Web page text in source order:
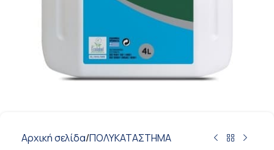
Αρχική σελίδα/ΠΟΛΥΚΑΤΑΣΤΗΜΑ